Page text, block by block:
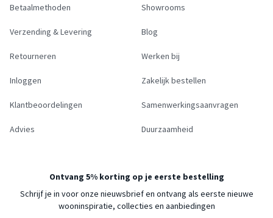
Betaalmethoden
Verzending & Levering
Retourneren
Inloggen
Klantbeoordelingen
Advies
Showrooms
Blog
Werken bij
Zakelijk bestellen
Samenwerkingsaanvragen
Duurzaamheid
Ontvang 5% korting op je eerste bestelling
Schrijf je in voor onze nieuwsbrief en ontvang als eerste nieuwe
wooninspiratie, collecties en aanbiedingen